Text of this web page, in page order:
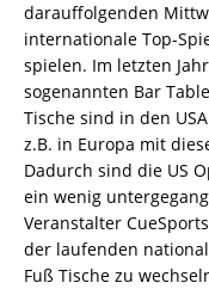
darauffolgenden
internationale Top-
spielen. Im letzten
sogenannten Bar
Tische sind in den
z.B. in Europa mit
Dadurch sind die US
ein wenig
Veranstalter
der laufenden
Fuß Tische zu